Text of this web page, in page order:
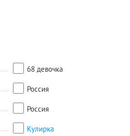
шву 57 см, длина по
68 девочка
Россия
Россия
Кулирка